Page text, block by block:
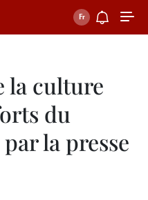
la culture
du
la presse